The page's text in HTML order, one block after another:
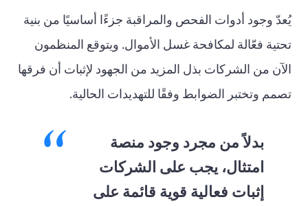
يُعدّ وجود أدوات الفحص والمراقبة جزءًا أساسيًا من بنية
تحتية فعّالة لمكافحة غسل الأموال. ويتوقع المنظمون
الآن من الشركات بذل المزيد من الجهود لإثبات أن فرقها
تصمم وتختبر الضوابط وفقًا للتهديدات الحالية.
بدلاً من مجرد وجود منصة
امتثال، يجب على الشركات
إثبات فعالية قوية قائمة على